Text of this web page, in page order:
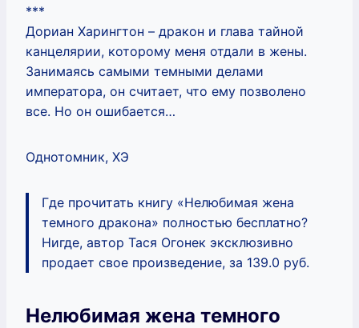
***
Дориан Харингтон – дракон и глава тайной
канцелярии, которому меня отдали в жены.
Занимаясь самыми темными делами
императора, он считает, что ему позволено
все. Но он ошибается…
Однотомник, ХЭ
Где прочитать книгу «Нелюбимая жена
темного дракона» полностью бесплатно?
Нигде, автор Тася Огонек эксклюзивно
продает свое произведение, за 139.0 руб.
Нелюбимая жена темного